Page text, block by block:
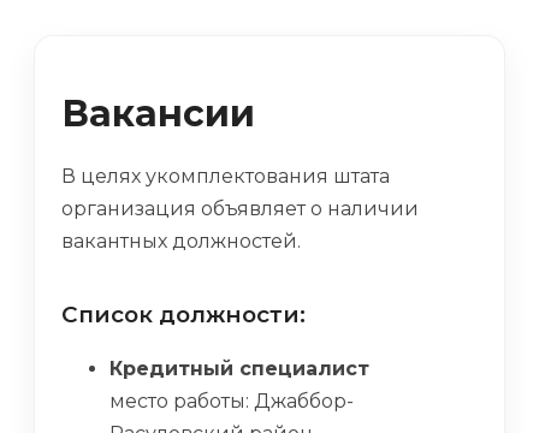
Вакансии
В целях укомплектования штата
организация объявляет о наличии
вакантных должностей.
Список должности:
Кредитный специалист
место работы: Джаббор-